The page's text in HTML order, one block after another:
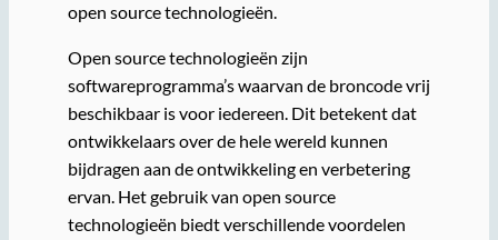
open source technologieën.
Open source technologieën zijn
softwareprogramma’s waarvan de broncode vrij
beschikbaar is voor iedereen. Dit betekent dat
ontwikkelaars over de hele wereld kunnen
bijdragen aan de ontwikkeling en verbetering
ervan. Het gebruik van open source
technologieën biedt verschillende voordelen